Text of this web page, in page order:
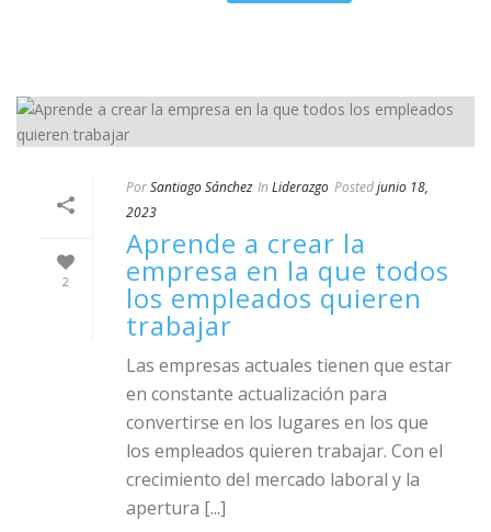
2
PorSantiago Sánchez In Liderazgo Postedjunio 18,
2023
Aprende a crear la
empresa en la que todos
los empleados quieren
trabajar
Las empresas actuales tienen que estar
en constante actualización para
convertirse en los lugares en los que
los empleados quieren trabajar. Con el
crecimiento del mercado laboral y la
apertura [...]